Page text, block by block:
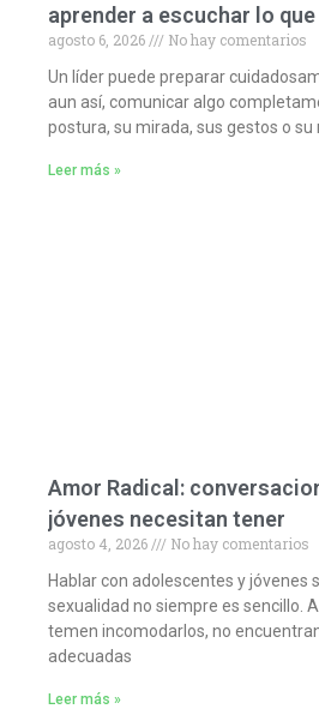
aprender a escuchar lo
agosto 6, 2026
No hay comentarios
Un líder puede preparar
aun así, comunicar algo
postura, su mirada, sus gestos o su
Leer más »
Amor Radical:
jóvenes necesitan tener
agosto 4, 2026
No hay comentarios
Hablar con adolescentes y jóvenes
sexualidad no siempre es sencillo.
temen incomodarlos, no
adecuadas
Leer más »